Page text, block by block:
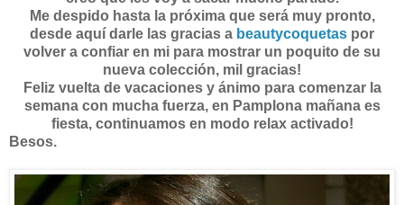
Me despido hasta la próxima que será muy pronto,
desde aquí darle las gracias a beautycoquetas por
volver a confiar en mi para mostrar un poquito de su
nueva colección, mil gracias!
Feliz vuelta de vacaciones y ánimo para comenzar la
semana con mucha fuerza, en Pamplona mañana es
fiesta, continuamos en modo relax activado!
Besos.